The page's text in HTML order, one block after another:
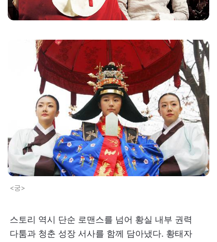
<궁>
스토리 역시 단순 로맨스를 넘어 황실 내부 권력
다툼과 청춘 성장 서사를 함께 담아냈다. 황태자